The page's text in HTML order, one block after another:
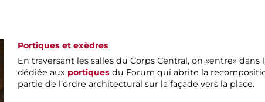
Portiques et exèdres
En traversant les salles du Corps Central, on «entre» dans
dédiée aux portiques du Forum qui abrite la
partie de l’ordre architectural sur la façade vers la place.